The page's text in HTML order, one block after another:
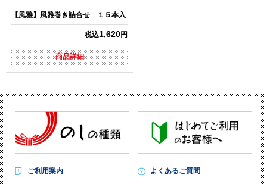
【風雅】風雅巻き詰合せ １５本入
税込1,620円
商品詳細
ご利用案内 よくあるご質問